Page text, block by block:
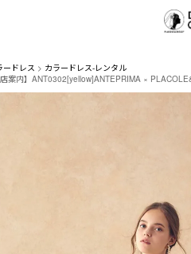
ードレス
カラードレス-レンタル
店案内】ANT0302[yellow]ANTEPRIMA ×